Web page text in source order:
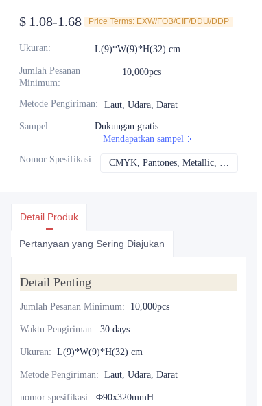
$ 1.08-1.68 Price Terms: EXW/FOB/CIF/DDU/DDP
Ukuran: L(9)*W(9)*H(32) cm
Jumlah Pesanan
Minimum:
10,000pcs
Metode Pengiriman: Laut, Udara, Darat
Sampel:
Dukungan gratis
Mendapatkan sampel
Nomor Spesifikasi: CMYK, Pantones, Metallic, Warna spot dll
Detail Produk
Pertanyaan yang Sering Diajukan
Detail Penting
Jumlah Pesanan Minimum: 10,000pcs
Waktu Pengiriman: 30 days
Ukuran: L(9)*W(9)*H(32) cm
Metode Pengiriman: Laut, Udara, Darat
nomor spesifikasi: Φ90x320mmH